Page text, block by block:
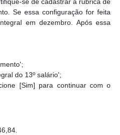
se de cadastrar a rubrica de
Se essa configuração for feita
em dezembro. Após essa
do 13º salário';
[Sim] para continuar com o